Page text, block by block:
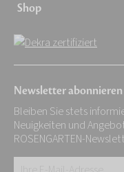
Shop
Newsletter abonnieren
Bleiben Sie stets
Neuigkeiten und
ROSENGARTEN-